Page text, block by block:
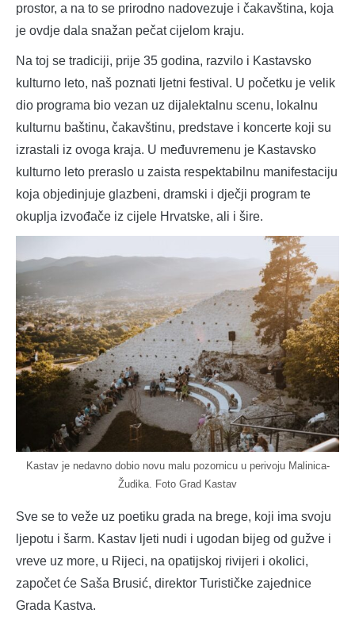
prostor, a na to se prirodno nadovezuje i čakavština, koja
je ovdje dala snažan pečat cijelom kraju.
Na toj se tradiciji, prije 35 godina, razvilo i Kastavsko
kulturno leto, naš poznati ljetni festival. U početku je velik
dio programa bio vezan uz dijalektalnu scenu, lokalnu
kulturnu baštinu, čakavštinu, predstave i koncerte koji su
izrastali iz ovoga kraja. U međuvremenu je Kastavsko
kulturno leto preraslo u zaista respektabilnu manifestaciju
koja objedinjuje glazbeni, dramski i dječji program te
okuplja izvođače iz cijele Hrvatske, ali i šire.
Kastav je nedavno dobio novu malu pozornicu u perivoju Malinica-
Žudika. Foto Grad Kastav
Sve se to veže uz poetiku grada na brege, koji ima svoju
ljepotu i šarm. Kastav ljeti nudi i ugodan bijeg od gužve i
vreve uz more, u Rijeci, na opatijskoj rivijeri i okolici,
započet će Saša Brusić, direktor Turističke zajednice
Grada Kastva.